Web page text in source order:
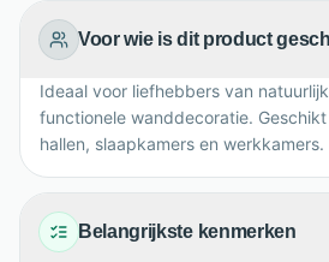
Voor wie is dit product
Ideaal voor liefhebbers van
functionele wanddecoratie.
hallen, slaapkamers en werkkamers.
Belangrijkste kenmerken